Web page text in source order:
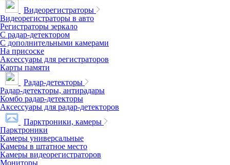
Видеорегистраторы
Видеорегистраторы в авто
Регистраторы зеркало
С радар-детектором
С дополнительными камерами
На присоске
Аксессуары для регистраторов
Карты памяти
Радар-детекторы
Радар-детекторы, антирадары
Комбо радар-детекторы
Аксессуары для радар-детекторов
Парктроники, камеры
Парктроники
Камеры универсальные
Камеры в штатное место
Камеры видеорегистраторов
Мониторы